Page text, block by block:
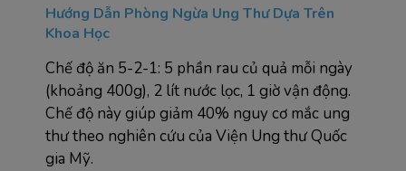
Hướng Dẫn Phòng Ngừa Ung Thư Dựa Trên
Khoa Học
Chế độ ăn 5-2-1: 5 phần rau củ quả mỗi ngày
(khoảng 400g), 2 lít nước lọc, 1 giờ vận động.
Chế độ này giúp giảm 40% nguy cơ mắc ung
thư theo nghiên cứu của Viện Ung thư Quốc
gia Mỹ.